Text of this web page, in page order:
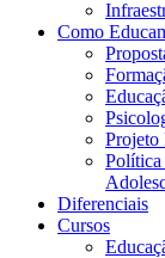
Como
Projeto
Política
Diferenciais
Cursos